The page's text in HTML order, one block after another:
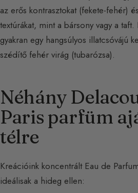
az erős kontrasztokat (fekete-fehér)
textúrákat, mint a bársony vagy a taft.
gyakran egy hangsúlyos illatcsóvájú
szédítő fehér virág (tubarózsa).
Néhány
Paris parfüm
télre
Kreációink koncentrált Eau de
ideálisak a hideg ellen: